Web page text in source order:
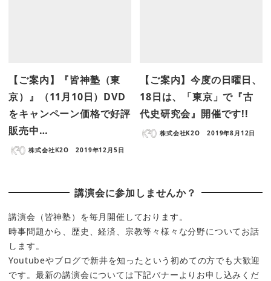
【ご案内】『皆神塾（東
京）』（11月10日）DVD
をキャンペーン価格で好評
販売中…
株式会社K2O 2019年12月5日
【ご案内】今度の日曜日、
18日は、「東京」で『古
代史研究会』開催です!!
株式会社K2O 2019年8月12日
講演会に参加しませんか？
講演会（皆神塾）を毎月開催しております。
時事問題から、歴史、経済、宗教等々様々な分野についてお話
します。
Youtubeやブログで新井を知ったという初めての方でも大歓迎
です。最新の講演会については下記バナーよりお申し込みくだ